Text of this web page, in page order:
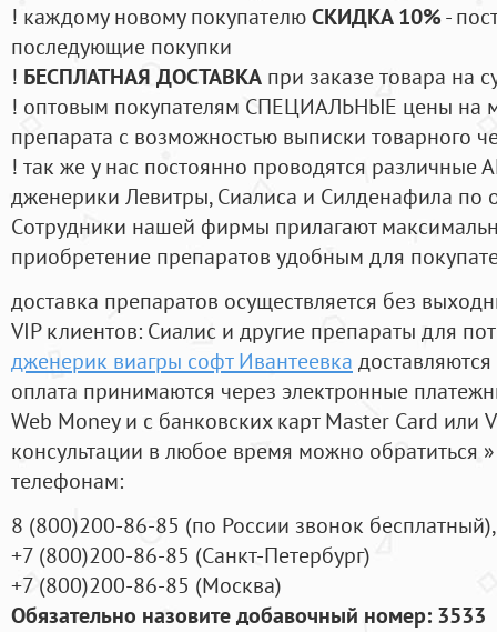
! каждому новому покупателюСКИДКА 10%-
последующие покупки
! БЕСПЛАТНАЯ ДОСТАВКА при заказе товара на
! оптовым покупателям СПЕЦИАЛЬНЫЕ цены на
препарата с возможностью выписки товарного
! так же у нас постоянно проводятся
дженерики Левитры, Сиалиса и Силденафила по
Cотрудники нашей фирмы прилагают
приобретение препаратов удобным для
доставка препаратов осуществляется без
VIP клиентов: Сиалис и другие препараты для
дженерик виагры софт Ивантеевка
оплата принимаются через электронные
Web Money и с банковских карт Master Card или
консультации в любое время можно обратиться
телефонам:
8 (800)200-86-85 (по России звонок бесплатный),
+7 (800)200-86-85 (Санкт-Петербург)
+7 (800)200-86-85 (Москва)
Обязательно назовите добавочный номер: 3533